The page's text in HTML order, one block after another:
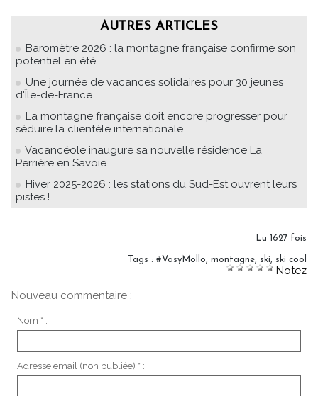
AUTRES ARTICLES
Baromètre 2026 : la montagne française confirme son
potentiel en été
Une journée de vacances solidaires pour 30 jeunes
d'Île-de-France
La montagne française doit encore progresser pour
séduire la clientèle internationale
Vacancéole inaugure sa nouvelle résidence La
Perrière en Savoie
Hiver 2025-2026 : les stations du Sud-Est ouvrent leurs
pistes !
Lu 1627 fois
Tags : #VasyMollo, montagne, ski, ski cool
Notez
Nouveau commentaire :
Nom * :
Adresse email (non publiée) * :